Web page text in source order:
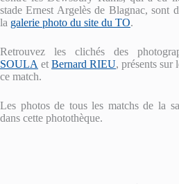
stade Ernest Argelès de Blagnac, sont
la galerie photo du site du TO.
Retrouvez les clichés des
SOULA etBernard RIEU, présents sur
ce match.
Les photos de tous les matchs de la
dans cette photothèque.